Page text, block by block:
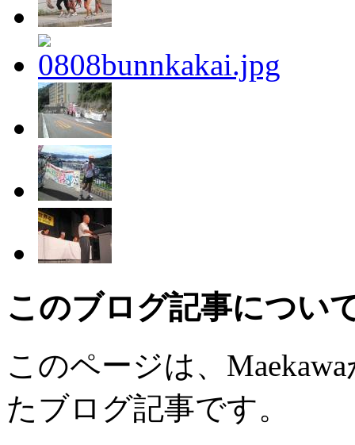
このブログ記事につい
このページは、
たブログ記事です。